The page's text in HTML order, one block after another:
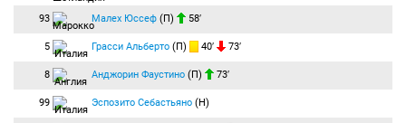
93 Малех Юссеф (П) 58′
5 Грасси Альберто (П) 40′ 73′
8 Анджорин Фаустино (П) 73′
99 Эспозито Себастьяно (Н)